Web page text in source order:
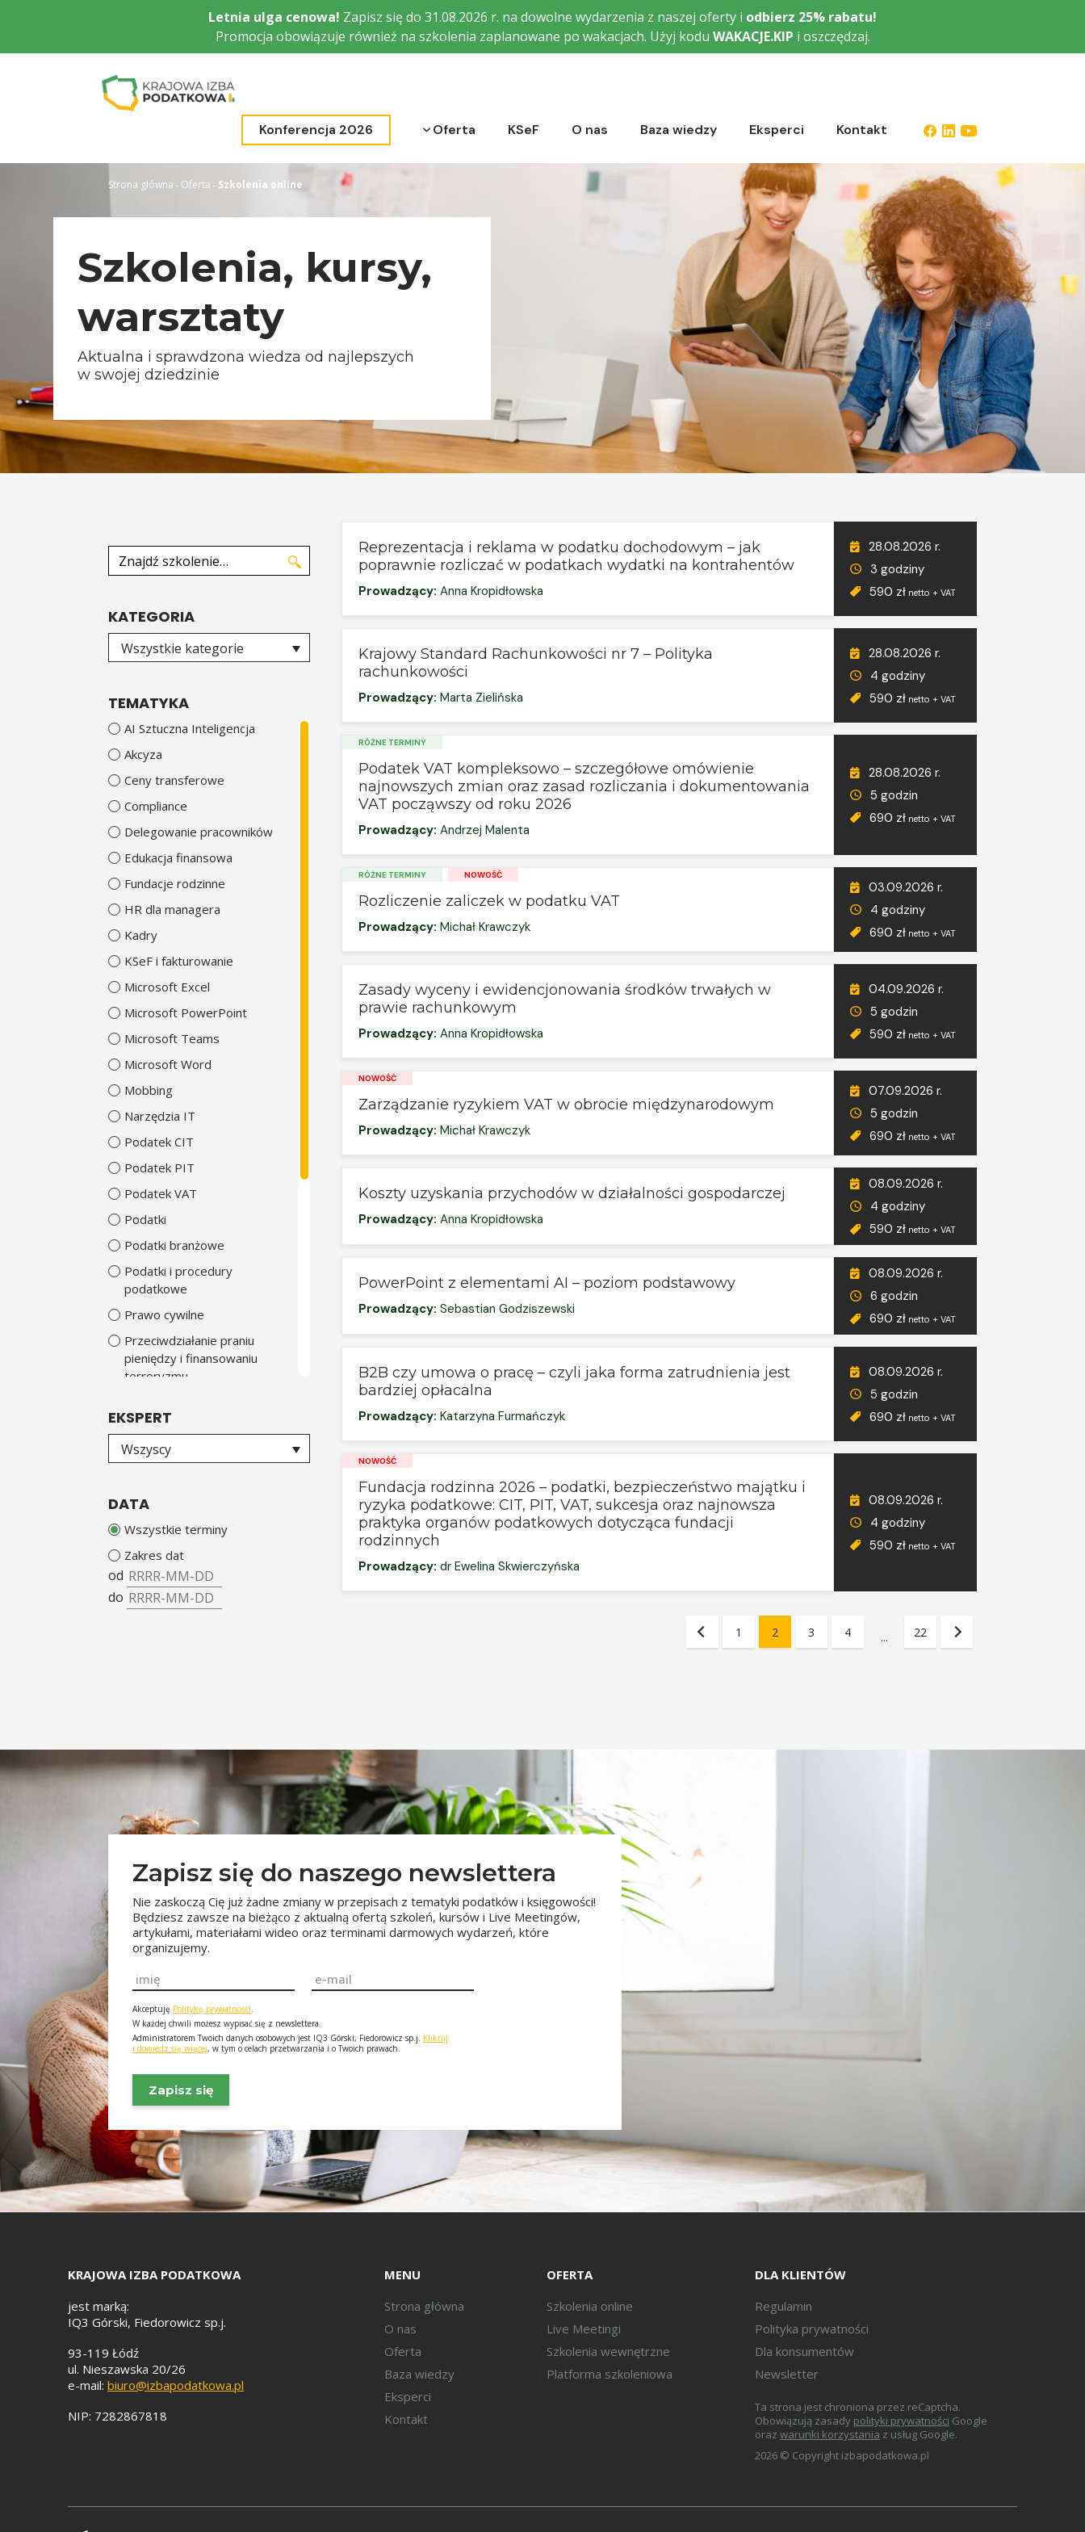
Letnia ulga cenowa! Zapisz się do 31.08.2026 r. na dowolne wydarzenia z naszej oferty i odbierz 25% rabatu!
Promocja obowiązuje również na szkolenia zaplanowane po wakacjach. Użyj kodu WAKACJE.KIP i oszczędzaj.
Konferencja 2026 Oferta KSeF O nas Baza wiedzy Eksperci Kontakt
Strona główna Oferta Szkolenia online
Szkolenia, kursy,
warsztaty
Aktualna i sprawdzona wiedza od najlepszych
w swojej dziedzinie
Znajdź szkolenie
KATEGORIA
Wybierz kategorię
Wszystkie kategorie
TEMATYKA
AI Sztuczna Inteligencja
Akcyza
Ceny transferowe
Compliance
Delegowanie pracowników
Edukacja finansowa
Fundacje rodzinne
HR dla managera
Kadry
KSeF i fakturowanie
Microsoft Excel
Microsoft PowerPoint
Microsoft Teams
Microsoft Word
Mobbing
Narzędzia IT
Podatek CIT
Podatek PIT
Podatek VAT
Podatki
Podatki branżowe
Podatki i procedury
podatkowe
Prawo cywilne
Przeciwdziałanie praniu
pieniędzy i finansowaniu
terroryzmu
Rachunkowość
Rozwój osobisty
Środki trwałe
TSL i gospodarka
magazynowa
Wynagrodzenia i potrącenia z
wynagrodzeń
EKSPERT
Wybierz eksperta
Wszyscy
DATA
Wszystkie terminy
Zakres dat
od
do
Reprezentacja i reklama w podatku dochodowym – jak
poprawnie rozliczać w podatkach wydatki na kontrahentów
Prowadzący: Anna Kropidłowska
28.08.2026 r.
3 godziny
590 zł netto + VAT
Krajowy Standard Rachunkowości nr 7 – Polityka
rachunkowości
Prowadzący: Marta Zielińska
28.08.2026 r.
4 godziny
590 zł netto + VAT
RÓŻNE TERMINY
Podatek VAT kompleksowo – szczegółowe omówienie
najnowszych zmian oraz zasad rozliczania i dokumentowania
VAT począwszy od roku 2026
Prowadzący: Andrzej Malenta
28.08.2026 r.
5 godzin
690 zł netto + VAT
RÓŻNE TERMINY NOWOŚĆ
Rozliczenie zaliczek w podatku VAT
Prowadzący: Michał Krawczyk
03.09.2026 r.
4 godziny
690 zł netto + VAT
Zasady wyceny i ewidencjonowania środków trwałych w
prawie rachunkowym
Prowadzący: Anna Kropidłowska
04.09.2026 r.
5 godzin
590 zł netto + VAT
NOWOŚĆ
Zarządzanie ryzykiem VAT w obrocie międzynarodowym
Prowadzący: Michał Krawczyk
07.09.2026 r.
5 godzin
690 zł netto + VAT
Koszty uzyskania przychodów w działalności gospodarczej
Prowadzący: Anna Kropidłowska
08.09.2026 r.
4 godziny
590 zł netto + VAT
PowerPoint z elementami AI – poziom podstawowy
Prowadzący: Sebastian Godziszewski
08.09.2026 r.
6 godzin
690 zł netto + VAT
B2B czy umowa o pracę – czyli jaka forma zatrudnienia jest
bardziej opłacalna
Prowadzący: Katarzyna Furmańczyk
08.09.2026 r.
5 godzin
690 zł netto + VAT
NOWOŚĆ
Fundacja rodzinna 2026 – podatki, bezpieczeństwo majątku i
ryzyka podatkowe: CIT, PIT, VAT, sukcesja oraz najnowsza
praktyka organów podatkowych dotycząca fundacji
rodzinnych
Prowadzący: dr Ewelina Skwierczyńska
08.09.2026 r.
4 godziny
590 zł netto + VAT
1 2 3 4 ... 22
Zapisz się do naszego newslettera
Nie zaskoczą Cię już żadne zmiany w przepisach z tematyki podatków i księgowości!
Będziesz zawsze na bieżąco z aktualną ofertą szkoleń, kursów i Live Meetingów,
artykułami, materiałami wideo oraz terminami darmowych wydarzeń, które
organizujemy.
Imię Email
Akceptuję Politykę prywatności.
W każdej chwili możesz wypisać się z newslettera.
Administratorem Twoich danych osobowych jest IQ3 Górski, Fiedorowicz sp.j. Kliknij
i dowiedz się więcej, w tym o celach przetwarzania i o Twoich prawach.
KRAJOWA IZBA PODATKOWA
jest marką:
IQ3 Górski, Fiedorowicz sp.j.
93-119 Łódź
ul. Nieszawska 20/26
e-mail: biuro@izbapodatkowa.pl
NIP: 7282867818
MENU
Strona główna
O nas
Oferta
Baza wiedzy
Eksperci
Kontakt
OFERTA
Szkolenia online
Live Meetingi
Szkolenia wewnętrzne
Platforma szkoleniowa
DLA KLIENTÓW
Regulamin
Polityka prywatności
Dla konsumentów
Newsletter
Ta strona jest chroniona przez reCaptcha.
Obowiązują zasady polityki prywatności Google
oraz warunki korzystania z usług Google.
2026 © Copyright izbapodatkowa.pl